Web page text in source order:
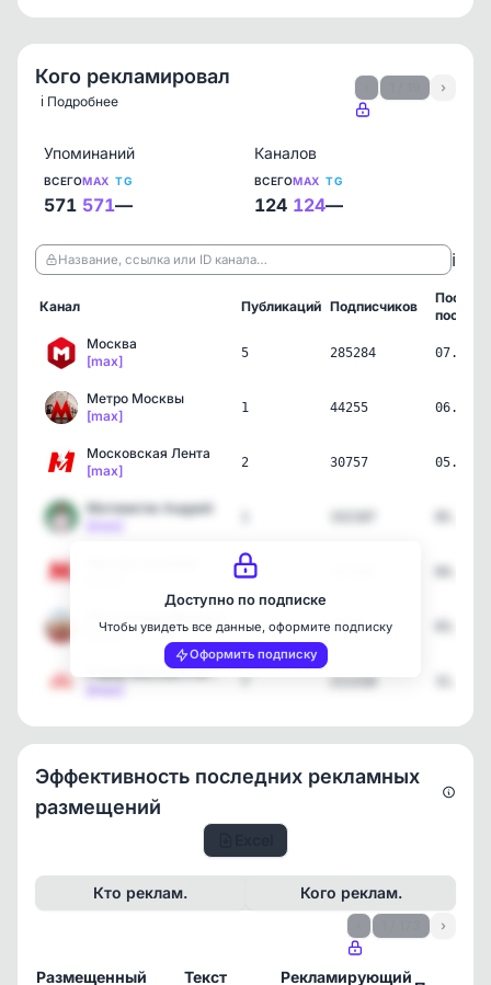
Кого рекламировал
ℹ️ Подробнее
›
Упоминаний
ВСЕГО
571
MAX
571
TG
—
Каналов
ВСЕГО
124
MAX
124
TG
—
Название, ссылка или ID канала… ℹ️
Канал Публикаций Подписчиков
пост
Москва
[max]
5 285284
Метро Москвы
[max]
1 44255
Московская Лента
[max]
2 30757
Математик Андрей
6
[max]
1 28331
Радар Москва и МО | Опов…
7 211318
Доступно по подписке
Чтобы увидеть все данные, оформите подписку
Оформить подписку
Эффективность последних рекламных
размещений
Кто реклам. Кого реклам.
›
Размещенный
Текст
Рекламирующий